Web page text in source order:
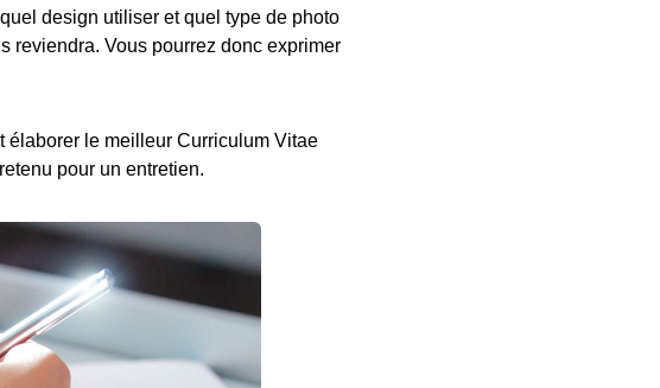
design utiliser et quel type de photo
reviendra. Vous pourrez donc exprimer
élaborer le meilleur Curriculum Vitae
pour un entretien.